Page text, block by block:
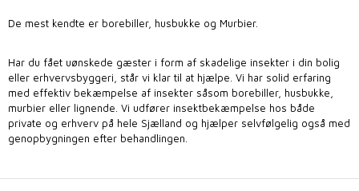
De mest kendte er borebiller, husbukke og Murbier.
Har du fået uønskede gæster i form af skadelige insekter i din bolig
eller erhvervsbyggeri, står vi klar til at hjælpe. Vi har solid erfaring
med effektiv bekæmpelse af insekter såsom borebiller, husbukke,
murbier eller lignende. Vi udfører insektbekæmpelse hos både
private og erhverv på hele Sjælland og hjælper selvfølgelig også med
genopbygningen efter behandlingen.